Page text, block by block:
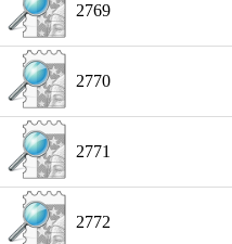
2769
2770
2771
2772